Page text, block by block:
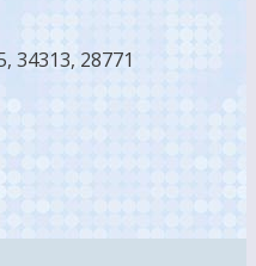
34313, 28771